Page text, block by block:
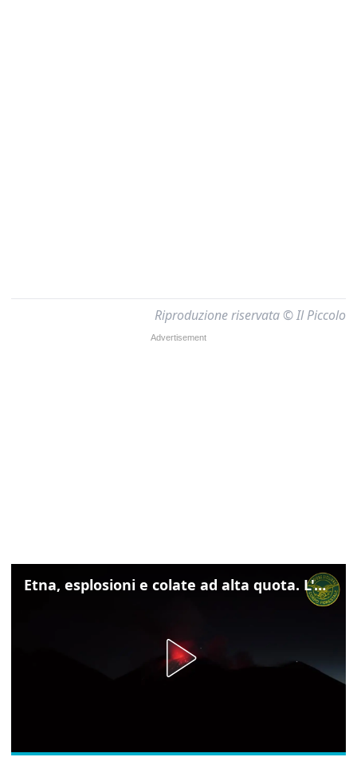
Riproduzione riservata © Il Piccolo
Etna, esplosioni e colate ad alta quota. L'aeroporto di Catania verso la normalità